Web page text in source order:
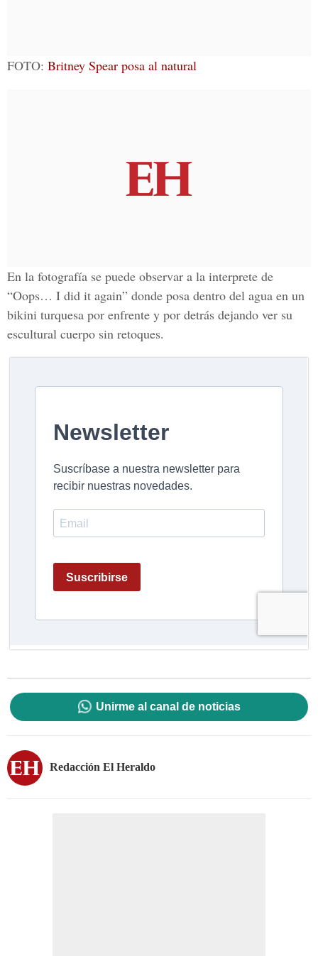
FOTO: Britney Spear posa al natural
En la fotografía se puede observar a la interprete de
“Oops… I did it again” donde posa dentro del agua en un
bikini turquesa por enfrente y por detrás dejando ver su
escultural cuerpo sin retoques.
Unirme al canal de noticias
Redacción El Heraldo